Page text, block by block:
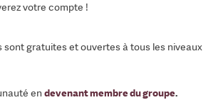
votre compte !
sont gratuites et ouvertes à tous les niveaux
endevenant membre du groupe.